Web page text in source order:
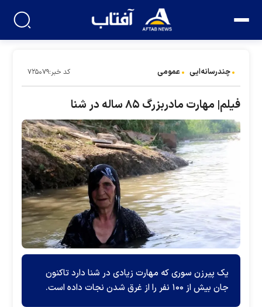
چندرسانه‌ایی عمومی کد خبر:۷۲۵۰۷۹
فیلم| مهارت مادربزرگ ۸۵ ساله در شنا
یک پیرزن سوری که مهارت زیادی در شنا دارد تاکنون
جان بیش از ۱۰۰ نفر را از غرق شدن نجات داده است.